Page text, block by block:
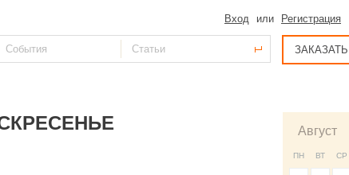
Вход или Регистрация
ЗАКАЗАТЬ
ПН ВТ СР